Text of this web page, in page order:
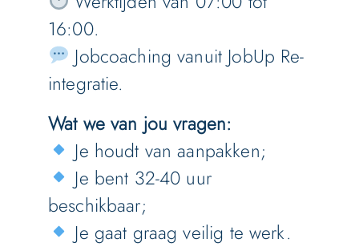
16:00.
Jobcoaching vanuit JobUp Re-
integratie.
Wat we van jou vragen:
Je houdt van aanpakken;
Je bent 32-40 uur
beschikbaar;
Je gaat graag veilig te werk.